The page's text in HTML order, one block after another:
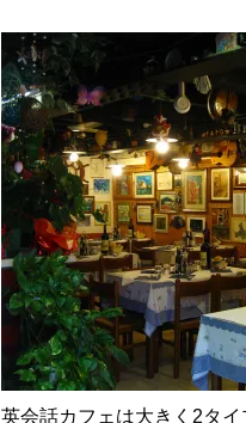
英会話カフェは大きく2タイ